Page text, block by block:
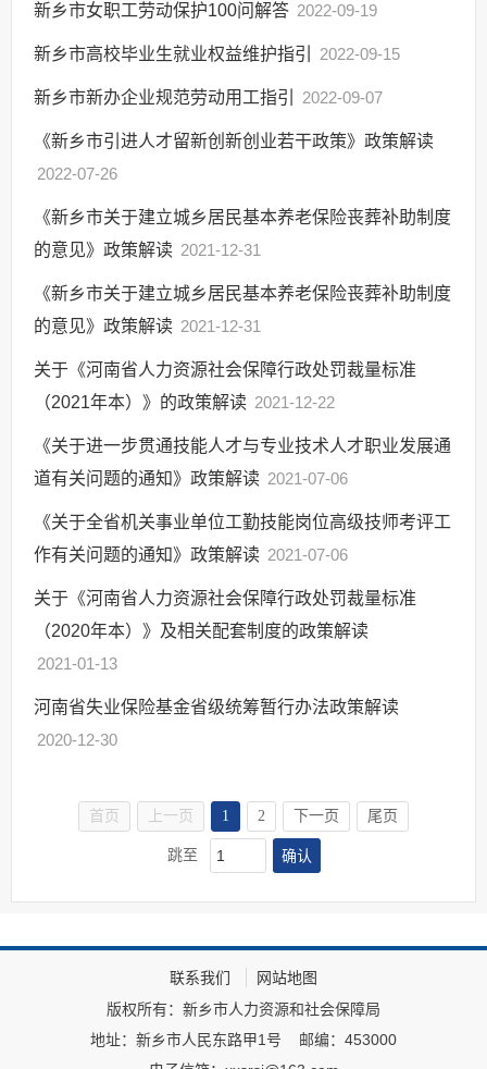
新乡市女职工劳动保护100问解答 2022-09-19
新乡市高校毕业生就业权益维护指引 2022-09-15
新乡市新办企业规范劳动用工指引 2022-09-07
《新乡市引进人才留新创新创业若干政策》政策解读
2022-07-26
《新乡市关于建立城乡居民基本养老保险丧葬补助制度
的意见》政策解读 2021-12-31
《新乡市关于建立城乡居民基本养老保险丧葬补助制度
的意见》政策解读 2021-12-31
关于《河南省人力资源社会保障行政处罚裁量标准
（2021年本）》的政策解读 2021-12-22
《关于进一步贯通技能人才与专业技术人才职业发展通
道有关问题的通知》政策解读 2021-07-06
《关于全省机关事业单位工勤技能岗位高级技师考评工
作有关问题的通知》政策解读 2021-07-06
关于《河南省人力资源社会保障行政处罚裁量标准
（2020年本）》及相关配套制度的政策解读
2021-01-13
河南省失业保险基金省级统筹暂行办法政策解读
2020-12-30
首页 上一页 1 2 下一页 尾页
跳至 确认
联系我们
网站地图
版权所有：新乡市人力资源和社会保障局
地址：新乡市人民东路甲1号
邮编：453000